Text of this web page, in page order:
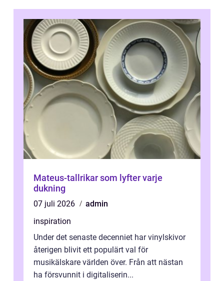
Mateus-tallrikar som lyfter varje
dukning
07 juli 2026
admin
inspiration
Under det senaste decenniet har vinylskivor
återigen blivit ett populärt val för
musikälskare världen över. Från att nästan
ha försvunnit i digitaliserin...